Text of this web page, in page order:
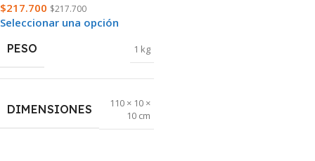
$217.700 $217.700
Seleccionar una opción
PESO
1 kg
DIMENSIONES
110 × 10 ×
10 cm